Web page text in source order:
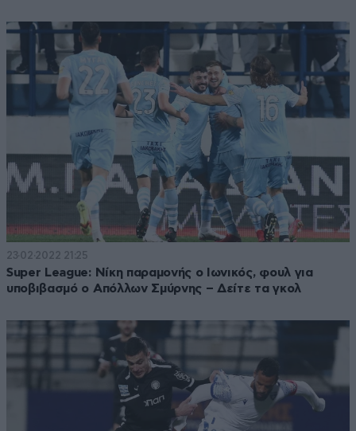
23·02·2022 21:25
Super League: Νίκη παραμονής ο Ιωνικός, φουλ για
υποβιβασμό ο Απόλλων Σμύρνης – Δείτε τα γκολ